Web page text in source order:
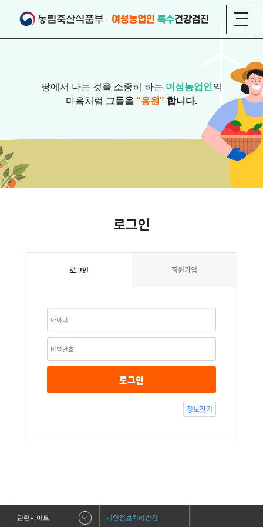
땅에서 나는 것을 소중히 하는 여성농업인의
마음처럼 그들을 "응원" 합니다.
로그인
로그인 회원가입
로그인
정보찾기
관련사이트 개인정보처리방침